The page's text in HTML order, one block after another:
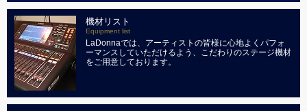
機材リスト
Equipment list
LaDonnaでは、アーティストの皆様に心地よくパフォ
ーマンスしていただけるよう、こだわりのステージ機材
をご用意しております。